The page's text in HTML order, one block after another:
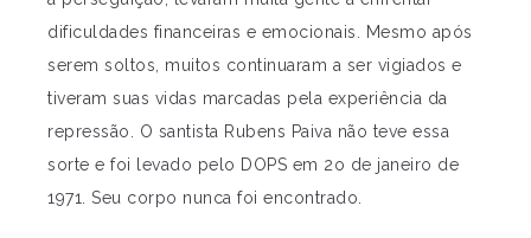
dificuldades financeiras e emocionais. Mesmo após
serem soltos, muitos continuaram a ser vigiados e
tiveram suas vidas marcadas pela experiência da
repressão. O santista Rubens Paiva não teve essa
sorte e foi levado pelo DOPS em 2o de janeiro de
1971. Seu corpo nunca foi encontrado.